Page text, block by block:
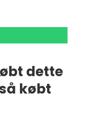
dette
købt